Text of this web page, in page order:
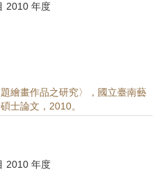
2010 年度
繪畫作品之研究〉，國立臺南藝
士論文，2010。
2010 年度